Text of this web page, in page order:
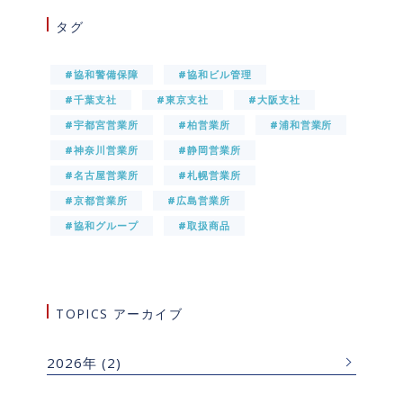
タグ
#協和警備保障
#協和ビル管理
#千葉支社
#東京支社
#大阪支社
#宇都宮営業所
#柏営業所
#浦和営業所
#神奈川営業所
#静岡営業所
#名古屋営業所
#札幌営業所
#京都営業所
#広島営業所
#協和グループ
#取扱商品
TOPICS アーカイブ
2026年 (2)